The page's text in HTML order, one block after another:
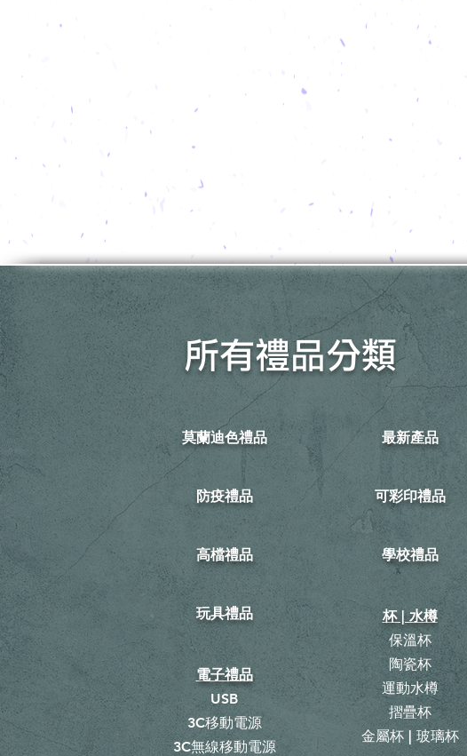
所有禮品分類
最新產品
​可彩印禮品
學校禮品
杯 | 水樽
保溫杯
陶瓷杯
運動水樽
摺疊杯
金屬杯 | 玻璃杯
莫蘭迪色禮品
防疫禮品
高檔禮品
玩具禮品
電子禮品
USB
3C移動電源
3C無線移動電源